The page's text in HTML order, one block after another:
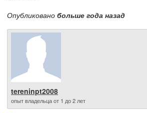
Опубликовано больше года назад
tereninpt2008
опыт владельца от 1 до 2 лет